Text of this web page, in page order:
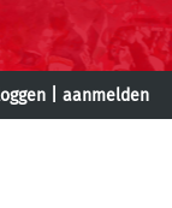
aanmelden